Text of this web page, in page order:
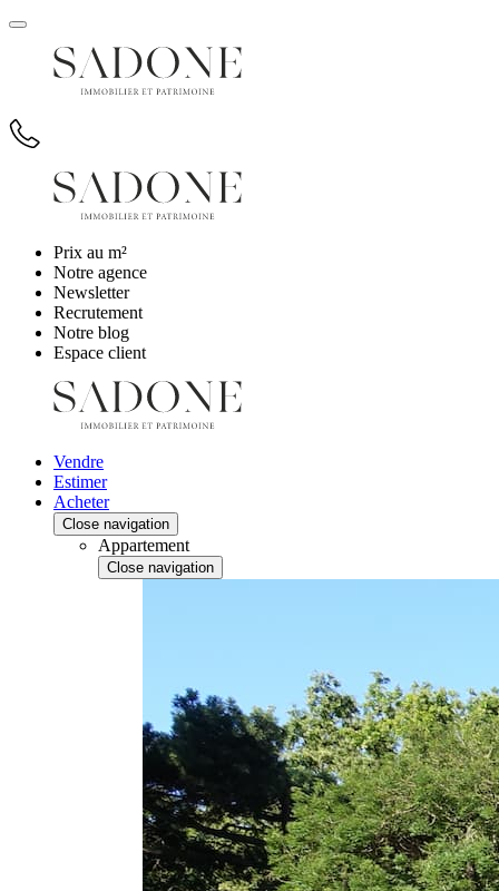
Prix au m²
Notre agence
Newsletter
Recrutement
Notre blog
Espace client
Vendre
Estimer
Acheter
Close navigation
Appartement
Close navigation